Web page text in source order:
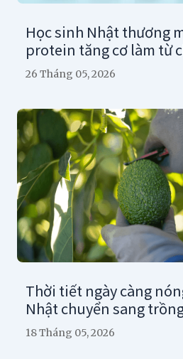
Học sinh Nhật thương
protein tăng cơ làm từ
26 Tháng 05, 2026
Thời tiết ngày càng
Nhật chuyển sang
18 Tháng 05, 2026